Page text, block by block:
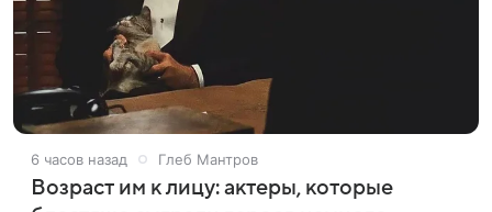
6 часов назад Глеб Мантров
Возраст им к лицу: актеры, которые